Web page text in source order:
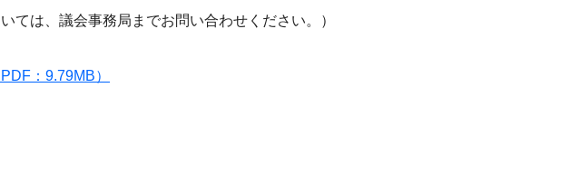
ては、議会事務局までお問い合わせください。）
：9.79MB）